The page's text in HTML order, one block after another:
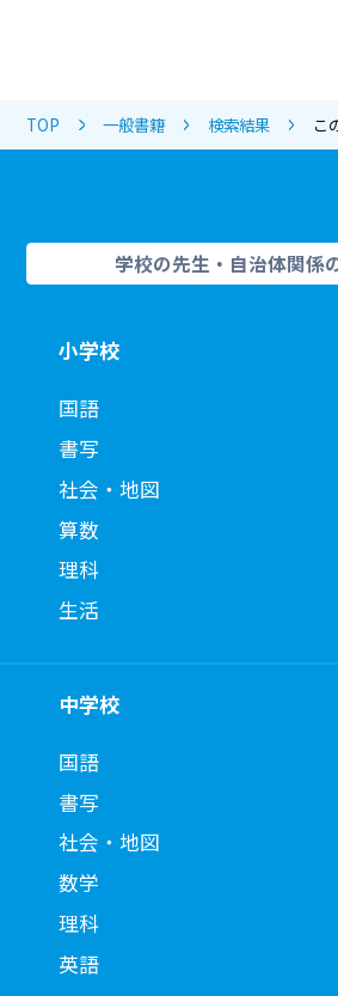
TOP 一般書籍 検索結果 こ
学校の先生・自治体関係
小学校
国語
書写
社会・地図
算数
理科
生活
中学校
国語
書写
社会・地図
数学
理科
英語